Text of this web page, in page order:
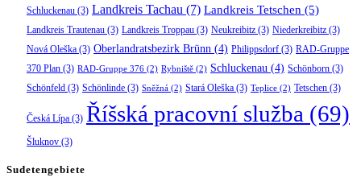
Schluckenau (3) Landkreis Tachau (7) Landkreis Tetschen (5)
Landkreis Trautenau (3) Landkreis Troppau (3) Neukreibitz (3) Niederkreibitz (3)
Nová Oleška (3) Oberlandratsbezirk Brünn (4) Philippsdorf (3) RAD-Gruppe
370 Plan (3) RAD-Gruppe 376 (2) Rybniště (2) Schluckenau (4) Schönborn (3)
Schönfeld (3) Schönlinde (3) Sněžná (2) Stará Oleška (3) Teplice (2) Tetschen (3)
Česká Lípa (3) Říšská pracovní služba (69)
Šluknov (3)
Sudetengebiete